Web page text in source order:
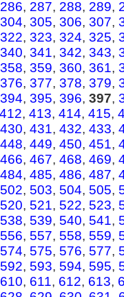
286, 287, 288, 289,
304, 305, 306, 307,
322, 323, 324, 325,
340, 341, 342, 343,
358, 359, 360, 361,
376, 377, 378, 379,
394, 395, 396, 397,
412, 413, 414, 415,
430, 431, 432, 433,
448, 449, 450, 451,
466, 467, 468, 469,
484, 485, 486, 487,
502, 503, 504, 505,
520, 521, 522, 523,
538, 539, 540, 541,
556, 557, 558, 559,
574, 575, 576, 577,
592, 593, 594, 595,
610, 611, 612, 613,